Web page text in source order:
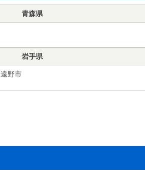
青森県
岩手県
遠野市